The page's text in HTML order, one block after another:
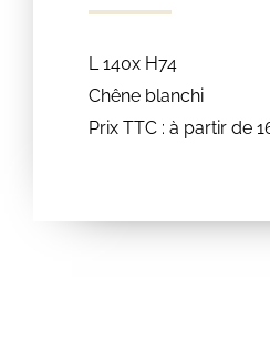
L 140x H74
Chêne blanchi
Prix TTC : à partir de